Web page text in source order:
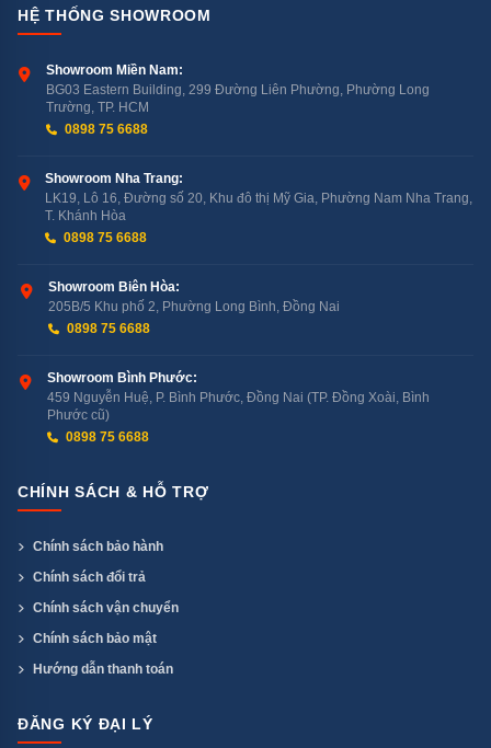
HỆ THỐNG SHOWROOM
Showroom Miền Nam:
BG03 Eastern Building, 299 Đường Liên Phường, Phường Long
Trường, TP. HCM
0898 75 6688
Showroom Nha Trang:
LK19, Lô 16, Đường số 20, Khu đô thị Mỹ Gia, Phường Nam Nha Trang,
T. Khánh Hòa
0898 75 6688
Showroom Biên Hòa:
205B/5 Khu phố 2, Phường Long Bình, Đồng Nai
0898 75 6688
Showroom Bình Phước:
459 Nguyễn Huệ, P. Bình Phước, Đồng Nai (TP. Đồng Xoài, Bình
Phước cũ)
0898 75 6688
CHÍNH SÁCH & HỖ TRỢ
Chính sách bảo hành
Chính sách đổi trả
Chính sách vận chuyển
Chính sách bảo mật
Hướng dẫn thanh toán
ĐĂNG KÝ ĐẠI LÝ